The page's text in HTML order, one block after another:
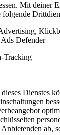
Mit deiner
folgende
Defender
Tracking
Dienstes
ab,